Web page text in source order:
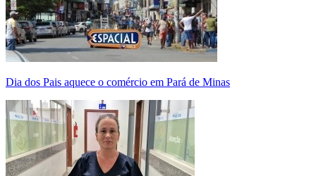
Dia dos Pais aquece o comércio em Pará de Minas